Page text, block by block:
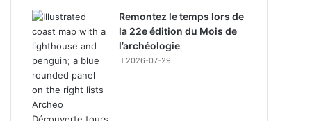
Remontez le temps lors de
la 22e édition du Mois de
l’archéologie
2026-07-29